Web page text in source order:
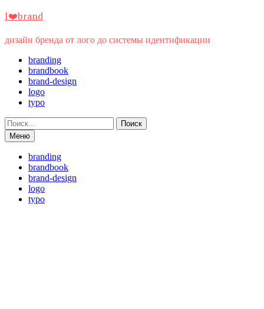
Перейти
содержимому
I❤️brand
дизайн бренда от лого до системы идентификации
branding
brandbook
brand-design
logo
typo
Найти:
Меню
branding
brandbook
brand-design
logo
typo